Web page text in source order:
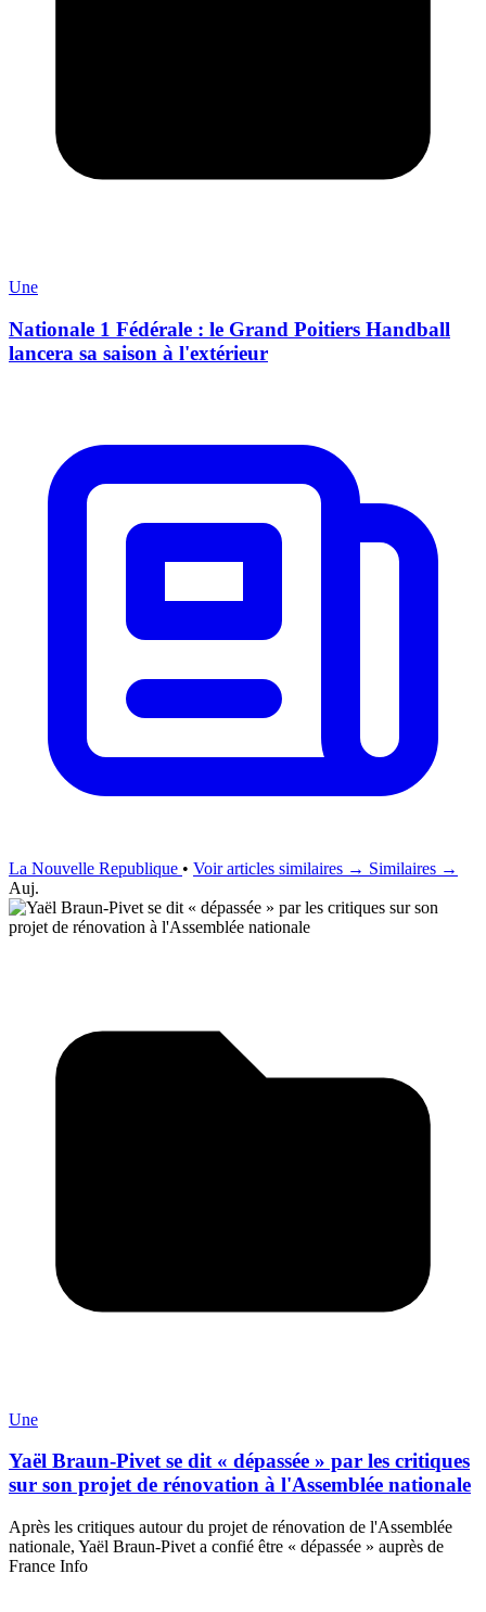
Une
Nationale 1 Fédérale : le Grand Poitiers Handball
lancera sa saison à l'extérieur
La Nouvelle Republique • Voir articles similaires → Similaires →
Auj.
Une
Yaël Braun-Pivet se dit « dépassée » par les critiques
sur son projet de rénovation à l'Assemblée nationale
Après les critiques autour du projet de rénovation de l'Assemblée
nationale, Yaël Braun-Pivet a confié être « dépassée » auprès de
France Info